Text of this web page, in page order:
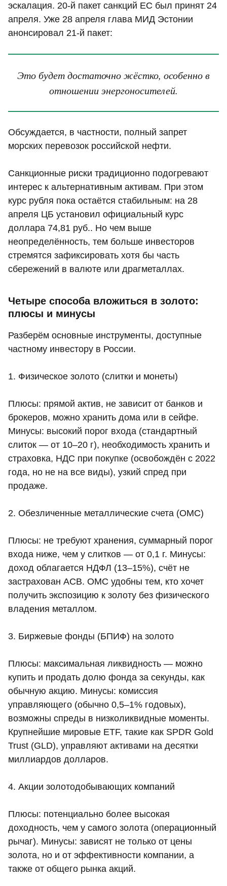
эскалация. 20-й пакет санкций ЕС был принят 24
апреля. Уже 28 апреля глава МИД Эстонии
анонсировал 21-й пакет:
Это будет достаточно жёстко, особенно в
отношении энергоносителей.
Обсуждается, в частности, полный запрет
морских перевозок российской нефти.
Санкционные риски традиционно подогревают
интерес к альтернативным активам. При этом
курс рубля пока остаётся стабильным: на 28
апреля ЦБ установил официальный курс
доллара 74,81 руб.. Но чем выше
неопределённость, тем больше инвесторов
стремятся зафиксировать хотя бы часть
сбережений в валюте или драгметаллах.
Четыре способа вложиться в золото:
плюсы и минусы
Разберём основные инструменты, доступные
частному инвестору в России.
1. Физическое золото (слитки и монеты)
Плюсы: прямой актив, не зависит от банков и
брокеров, можно хранить дома или в сейфе.
Минусы: высокий порог входа (стандартный
слиток — от 10–20 г), необходимость хранить и
страховка, НДС при покупке (освобождён с 2022
года, но не на все виды), узкий спред при
продаже.
2. Обезличенные металлические счета (ОМС)
Плюсы: не требуют хранения, суммарный порог
входа ниже, чем у слитков — от 0,1 г. Минусы:
доход облагается НДФЛ (13–15%), счёт не
застрахован АСВ. ОМС удобны тем, кто хочет
получить экспозицию к золоту без физического
владения металлом.
3. Биржевые фонды (БПИФ) на золото
Плюсы: максимальная ликвидность — можно
купить и продать долю фонда за секунды, как
обычную акцию. Минусы: комиссия
управляющего (обычно 0,5–1% годовых),
возможны спреды в низколиквидные моменты.
Крупнейшие мировые ETF, такие как SPDR Gold
Trust (GLD), управляют активами на десятки
миллиардов долларов.
4. Акции золотодобывающих компаний
Плюсы: потенциально более высокая
доходность, чем у самого золота (операционный
рычаг). Минусы: зависят не только от цены
золота, но и от эффективности компании, а
также от общего рынка акций.